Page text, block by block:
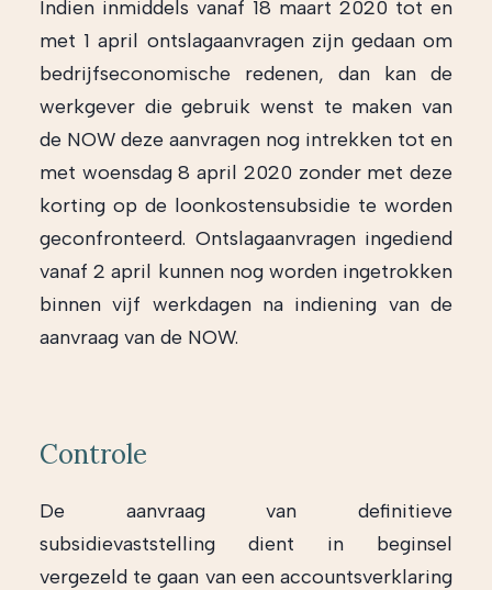
Indien inmiddels vanaf 18 maart 2020 tot en
met 1 april ontslagaanvragen zijn gedaan om
bedrijfseconomische redenen, dan kan de
werkgever die gebruik wenst te maken van
de NOW deze aanvragen nog intrekken tot en
met woensdag 8 april 2020 zonder met deze
korting op de loonkostensubsidie te worden
geconfronteerd. Ontslagaanvragen ingediend
vanaf 2 april kunnen nog worden ingetrokken
binnen vijf werkdagen na indiening van de
aanvraag van de NOW.
Controle
De aanvraag van definitieve
subsidievaststelling dient in beginsel
vergezeld te gaan van een accountsverklaring